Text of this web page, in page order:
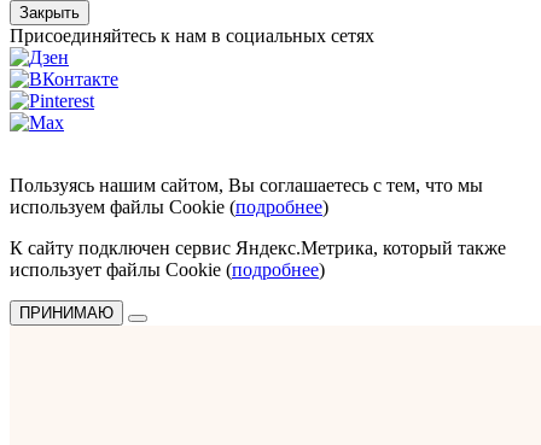
Закрыть
Присоединяйтесь к нам в социальных сетях
Пользуясь нашим сайтом, Вы соглашаетесь с тем, что мы
используем файлы Cookie (подробнее)
К сайту подключен сервис Яндекс.Метрика, который также
использует файлы Cookie (подробнее)
ПРИНИМАЮ